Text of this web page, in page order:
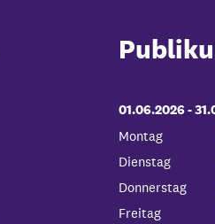
01.06.2026-bis
Montag
Dienstag
Donnerstag
Freitag